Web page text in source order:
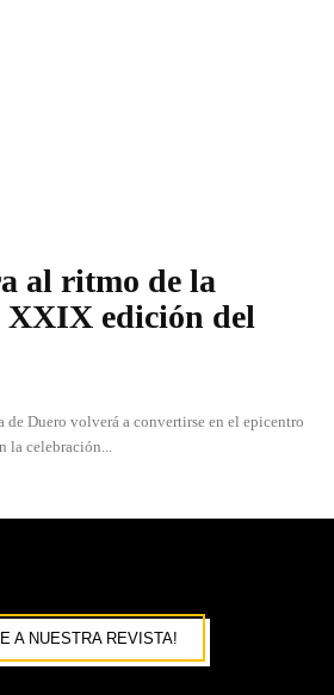
al ritmo de la
XXIX edición del
de Duero volverá a convertirse en el epicentro
la celebración...
A NUESTRA REVISTA!